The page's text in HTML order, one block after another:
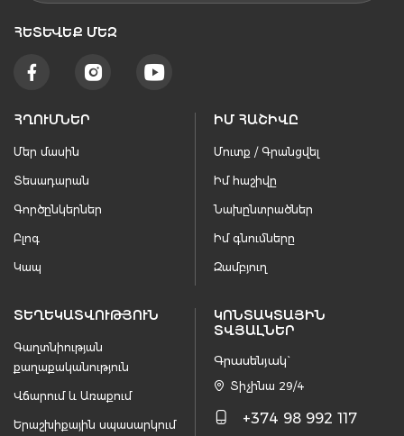
ՀԵՏԵՒԵՔ ՄԵԶ
ՀՂՈՒՄՆԵՐ
Մեր մասին
Տեսադարան
Գործընկերներ
Բլոգ
Կապ
ԻՄ ՀԱՇԻՎԸ
Մուտք / Գրանցվել
Իմ հաշիվը
Նախընտրածներ
Իմ գնումները
Զամբյուղ
ՏԵՂԵԿԱՏՎՈՒԹՅՈՒՆ
Գաղտնիության
քաղաքականություն
Վճարում և Առաքում
Երաշխիքային սպասարկում
ԿՈՆՏԱԿՏԱՅԻՆ
ՏՎՅԱԼՆԵՐ
Գրասենյակ`
Տիչինա 29/4
+374 98 992 117